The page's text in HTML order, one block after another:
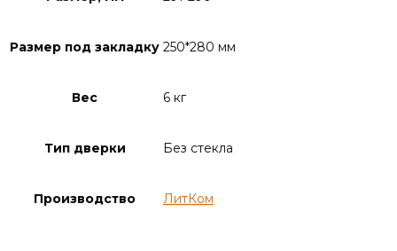
Размер под закладку 250*280 мм
Вес 6 кг
Тип дверки Без стекла
Производство ЛитКом